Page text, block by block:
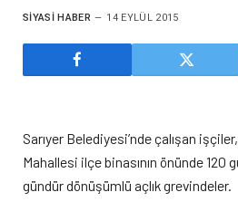
SIYASI HABER 14 EYLÜL 2015
Sarıyer Belediyesi’nde çalışan
Mahallesi ilçe binasının önünde 120
gündür dönüşümlü açlık grevindeler.